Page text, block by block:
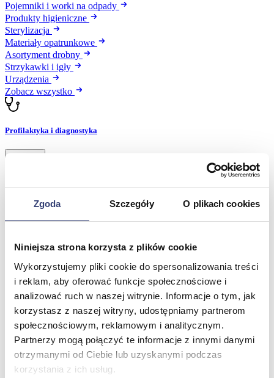
Zgoda Szczegóły O plikach cookies
Niniejsza strona korzysta z plików cookie
Wykorzystujemy pliki cookie do spersonalizowania treści
i reklam, aby oferować funkcje społecznościowe i
analizować ruch w naszej witrynie. Informacje o tym, jak
korzystasz z naszej witryny, udostępniamy partnerom
społecznościowym, reklamowym i analitycznym.
Partnerzy mogą połączyć te informacje z innymi danymi
otrzymanymi od Ciebie lub uzyskanymi podczas
korzystania z ich usług.
Pojemniki i worki na odpady
Produkty higieniczne
Sterylizacja
Materiały opatrunkowe
Asortyment drobny
Strzykawki i igły
Urządzenia
Zobacz wszystko
Profilaktyka i diagnostyka
Instrumenty diagnostyczne
Artykuły Przeciwodleżynowe
Termometry
Meble medyczne
Wróć
Kozetki
Pielęgnacja mebli
Taborety i krzesła
Stoły